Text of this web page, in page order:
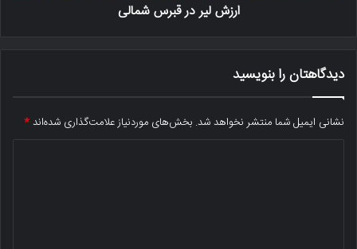
ارزش لیر در قبرس شمالی
دیدگاهتان را بنویسید
نشانی ایمیل شما منتشر نخواهد شد. بخش‌های موردنیاز علامت‌گذاری شده‌اند*